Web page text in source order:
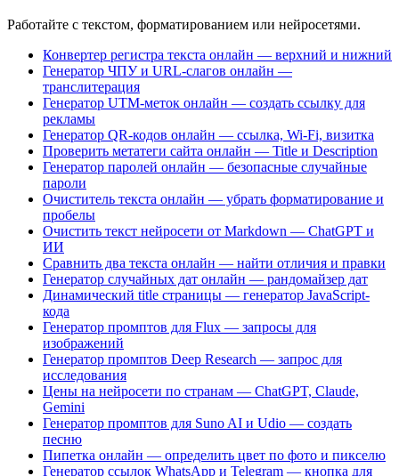
Работайте с текстом, форматированием или нейросетями.
Конвертер регистра текста онлайн — верхний и нижний
Генератор ЧПУ и URL-слагов онлайн —
транслитерация
Генератор UTM-меток онлайн — создать ссылку для
рекламы
Генератор QR-кодов онлайн — ссылка, Wi‑Fi, визитка
Проверить метатеги сайта онлайн — Title и Description
Генератор паролей онлайн — безопасные случайные
пароли
Очиститель текста онлайн — убрать форматирование и
пробелы
Очистить текст нейросети от Markdown — ChatGPT и
ИИ
Сравнить два текста онлайн — найти отличия и правки
Генератор случайных дат онлайн — рандомайзер дат
Динамический title страницы — генератор JavaScript-
кода
Генератор промптов для Flux — запросы для
изображений
Генератор промптов Deep Research — запрос для
исследования
Цены на нейросети по странам — ChatGPT, Claude,
Gemini
Генератор промптов для Suno AI и Udio — создать
песню
Пипетка онлайн — определить цвет по фото и пикселю
Генератор ссылок WhatsApp и Telegram — кнопка для